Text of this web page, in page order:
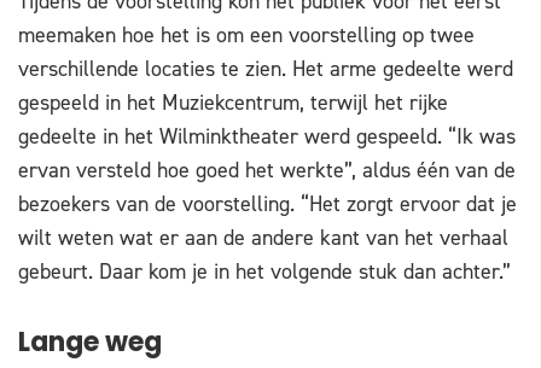
meemaken hoe het is om een voorstelling op twee
verschillende locaties te zien. Het arme gedeelte werd
gespeeld in het Muziekcentrum, terwijl het rijke
gedeelte in het Wilminktheater werd gespeeld. “Ik was
ervan versteld hoe goed het werkte”, aldus één van de
bezoekers van de voorstelling. “Het zorgt ervoor dat je
wilt weten wat er aan de andere kant van het verhaal
gebeurt. Daar kom je in het volgende stuk dan achter.”
Lange weg